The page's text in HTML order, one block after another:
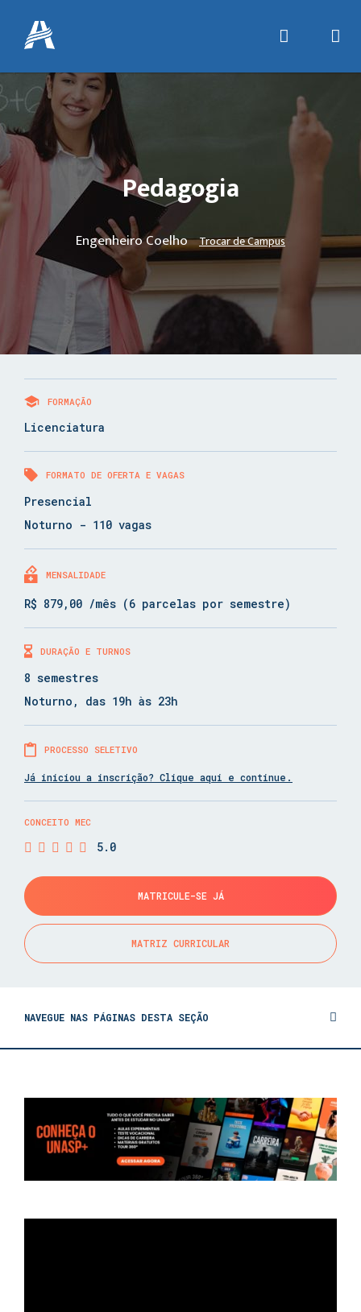
Pedagogia
Engenheiro Coelho Trocar de Campus
FORMAÇÃO
Licenciatura
FORMATO DE OFERTA E VAGAS
Presencial
Noturno - 110 vagas
MENSALIDADE
R$ 879,00 /mês (6 parcelas por semestre)
DURAÇÃO E TURNOS
8 semestres
Noturno, das 19h às 23h
PROCESSO SELETIVO
Já iniciou a inscrição? Clique aqui e continue.
CONCEITO MEC
5.0
MATRICULE-SE JÁ
MATRIZ CURRICULAR
NAVEGUE NAS PÁGINAS DESTA SEÇÃO